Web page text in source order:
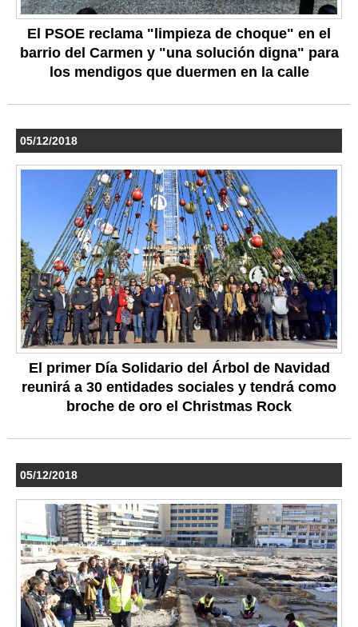
El PSOE reclama "limpieza de choque" en el
barrio del Carmen y "una solución digna" para
los mendigos que duermen en la calle
05/12/2018
El primer Día Solidario del Árbol de Navidad
reunirá a 30 entidades sociales y tendrá como
broche de oro el Christmas Rock
05/12/2018